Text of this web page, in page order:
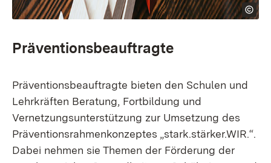
Präventionsbeauftragte
Präventionsbeauftragte bieten den Schulen und
Lehrkräften Beratung, Fortbildung und
Vernetzungsunterstützung zur Umsetzung des
Präventionsrahmenkonzeptes „stark.stärker.WIR.“.
Dabei nehmen sie Themen der Förderung der